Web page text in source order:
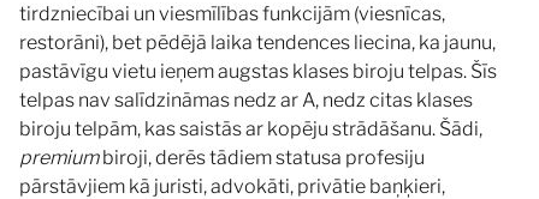
tirdzniecībai un viesmīlības funkcijām (viesnīcas,
restorāni), bet pēdējā laika tendences liecina, ka jaunu,
pastāvīgu vietu ieņem augstas klases biroju telpas. Šīs
telpas nav salīdzināmas nedz ar A, nedz citas klases
biroju telpām, kas saistās ar kopēju strādāšanu. Šādi,
premiumbiroji, derēs tādiem statusa profesiju
pārstāvjiem kā juristi, advokāti, privātie baņķieri,